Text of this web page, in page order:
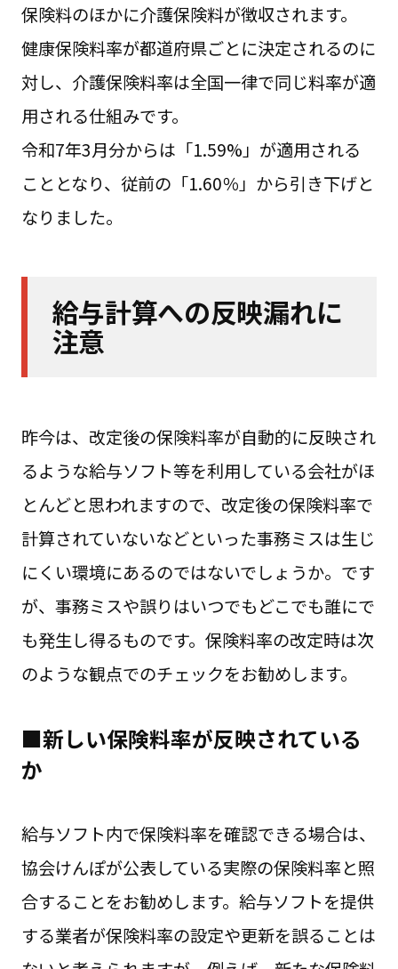
保険料のほかに介護保険料が徴収されます。
健康保険料率が都道府県ごとに決定されるのに
対し、介護保険料率は全国一律で同じ料率が適
用される仕組みです。
令和7年3月分からは「1.59%」が適用される
こととなり、従前の「1.60％」から引き下げと
なりました。
給与計算への反映漏れに
注意
昨今は、改定後の保険料率が自動的に反映され
るような給与ソフト等を利用している会社がほ
とんどと思われますので、改定後の保険料率で
計算されていないなどといった事務ミスは生じ
にくい環境にあるのではないでしょうか。です
が、事務ミスや誤りはいつでもどこでも誰にで
も発生し得るものです。保険料率の改定時は次
のような観点でのチェックをお勧めします。
■新しい保険料率が反映されている
か
給与ソフト内で保険料率を確認できる場合は、
協会けんぽが公表している実際の保険料率と照
合することをお勧めします。給与ソフトを提供
する業者が保険料率の設定や更新を誤ることは